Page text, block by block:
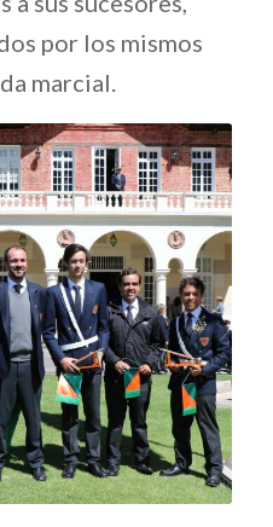
por los mismos
marcial.